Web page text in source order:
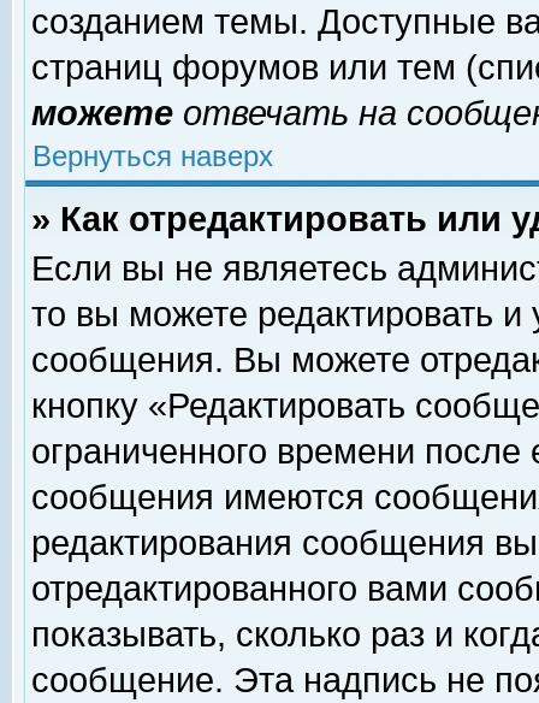
созданием темы. Доступные
страниц форумов или тем
можете отвечать на
Вернуться наверх
» Как отредактировать или
Если вы не являетесь
то вы можете редактировать и
сообщения. Вы можете
кнопку «Редактировать
ограниченного времени
сообщения имеются
редактирования сообщения
отредактированного вами
показывать, сколько раз и
сообщение. Эта надпись не